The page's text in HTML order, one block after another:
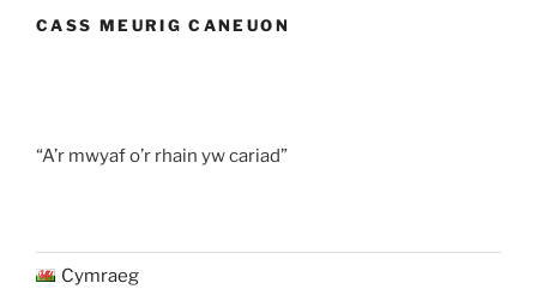
CASS MEURIG CANEUON
“A’r mwyaf o’r rhain yw cariad”
Cymraeg